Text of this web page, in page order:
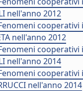
nell'anno 2012
nell'anno 2012
nell'anno 2014
nell'anno 2014